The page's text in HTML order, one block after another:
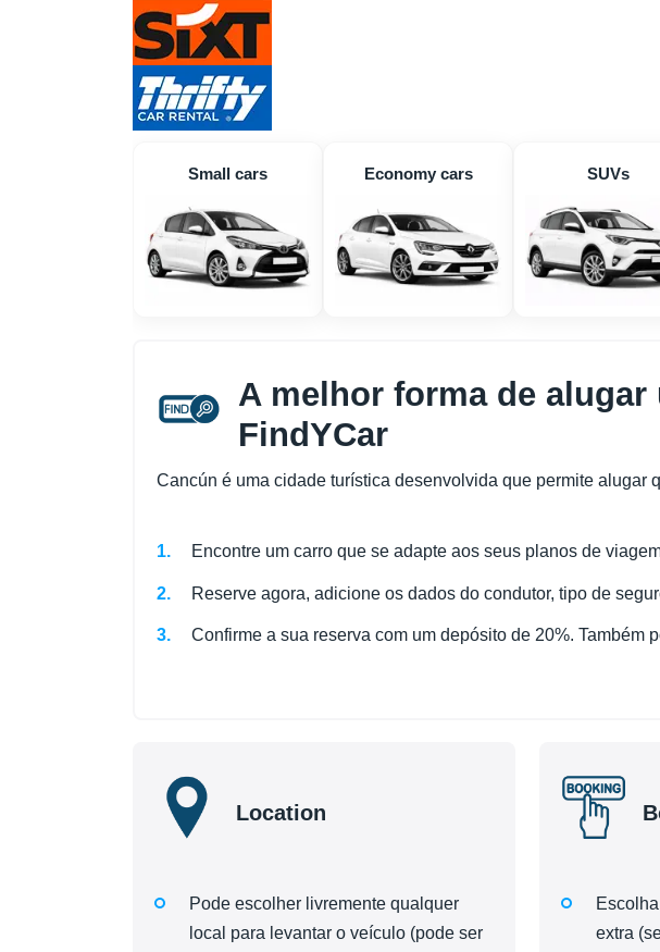
Small cars Economy cars SUVs
A melhor forma de
FindYCar
Cancún é uma cidade turística desenvolvida que permite
Encontre um carro que se adapte aos seus planos de
Reserve agora, adicione os dados do condutor, tipo de
Confirme a sua reserva com um depósito de 20%. Também
Location
Pode escolher livremente qualquer
local para levantar o veículo (pode ser
extra